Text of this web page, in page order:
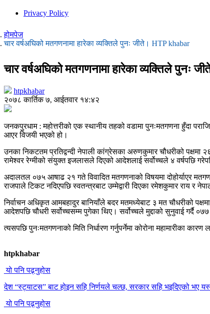
Privacy Policy
होमपेज
चार वर्षअघिको मतगणनामा हारेका व्यक्तिले पुनः जीते। HTP khabar
चार वर्षअघिको मतगणनामा हारेका व्यक्तिले पुनः
htpkhabar
२०७८ कार्तिक ७, आईतवार १४:४२
जनकपुरधाम : महोत्तरीको एक स्थानीय तहको वडामा पुनःमतगणना हुँदा
आएर विजयी भएको हो।
उनका निकटतम प्रतिद्वन्दी नेपाली कांग्रेसका अरुणकुमार चौधरीको पक्षमा
रामेश्वर रेग्मीको संयुक्त इजलासले दिएको आदेशलाई सर्वोच्चले ४ वर्षपछि
अदालतल ०७५ आषाढ २१ गते विवादित मतगणनाको विषयमा दोहोर्याएर
राजपाले टिकट नदिएपछि स्वतन्त्रबाट उम्मेद्वारी दिएका रमेशकुमार राय र
निर्वाचन अधिकृत आमबहादुर बानियाँले बदर मतमध्येबाट ३ मत चौधरीको
आदेशपछि चौधरी सर्वोच्चसम्म पुगेका थिए। सर्वोच्चले मुद्दाको सुनुवाई
त्यसपछि पुनःमतगणनाको मिति निर्धारण गर्नुपर्नेमा कोरोना महामारीका
htpkhabar
यो पनि पढ्नुहोस
देश “स्ट्याटस” बाट होइन सहि निर्णयले चल्छ, सरकार सहि भइदिएको भए
यो पनि पढ्नुहोस